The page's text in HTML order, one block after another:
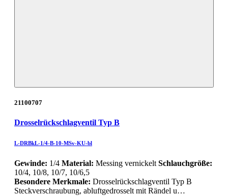
21100707
Drosselrückschlagventil Typ B
L-DRBkL-1/4-B-10-MSv-KU-bl
Gewinde: 1/4 Material: Messing vernickelt Schlauchgröße:
10/4, 10/8, 10/7, 10/6,5
Besondere Merkmale: Drosselrückschlagventil Typ B
Steckverschraubung, abluftgedrosselt mit Rändel u…